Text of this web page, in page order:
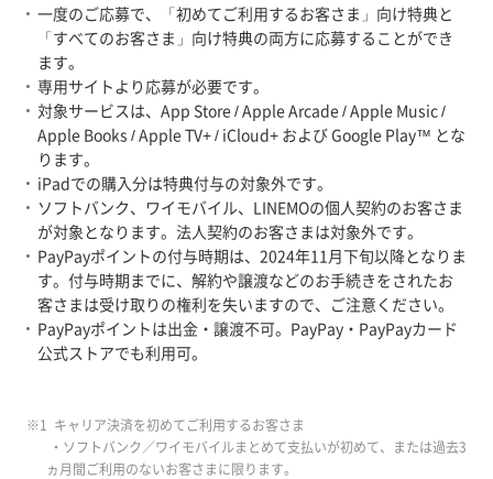
一度のご応募で、「初めてご利用するお客さま」向け特典と
「すべてのお客さま」向け特典の両方に応募することができ
ます。
専用サイトより応募が必要です。
対象サービスは、App Store / Apple Arcade / Apple Music /
Apple Books / Apple TV+ / iCloud+ および Google Play™ とな
ります。
iPadでの購入分は特典付与の対象外です。
ソフトバンク、ワイモバイル、LINEMOの個人契約のお客さま
が対象となります。法人契約のお客さまは対象外です。
PayPayポイントの付与時期は、2024年11月下旬以降となりま
す。付与時期までに、解約や譲渡などのお手続きをされたお
客さまは受け取りの権利を失いますので、ご注意ください。
PayPayポイントは出金・譲渡不可。PayPay・PayPayカード
公式ストアでも利用可。
※1 キャリア決済を初めてご利用するお客さま
・ソフトバンク／ワイモバイルまとめて支払いが初めて、または過去3
ヵ月間ご利用のないお客さまに限ります。